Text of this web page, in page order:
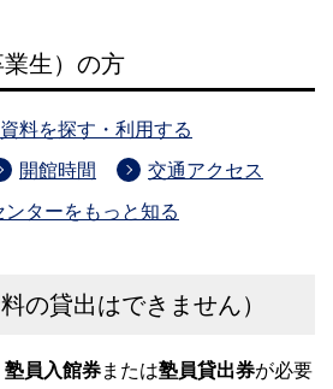
生）の方
資料を探す・利用する
開館時間
交通アクセス
ターをもっと知る
の貸出はできません）
塾員入館券または塾員貸出券が必要